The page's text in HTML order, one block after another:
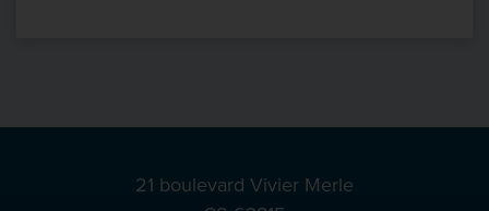
21 boulevard Vivier Merle